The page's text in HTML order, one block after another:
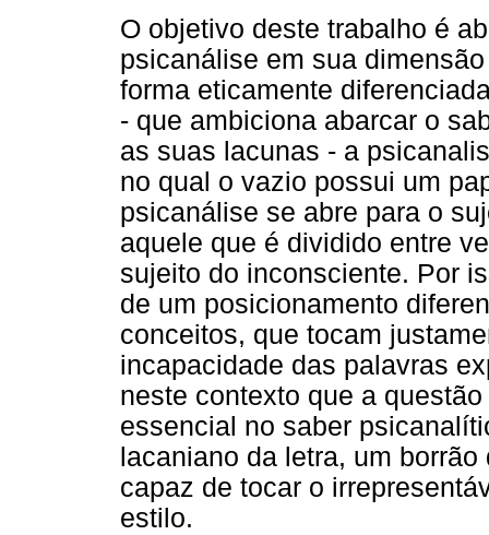
O objetivo deste trabalho é
psicanálise em sua
forma eticamente
- que ambiciona abarcar o
as suas lacunas - a
no qual o vazio possui um
psicanálise se abre para o
aquele que é dividido entre
sujeito do inconsciente. Por
de um posicionamento
conceitos, que tocam
incapacidade das palavras
neste contexto que a
essencial no saber
lacaniano da letra, um
capaz de tocar o
estilo.